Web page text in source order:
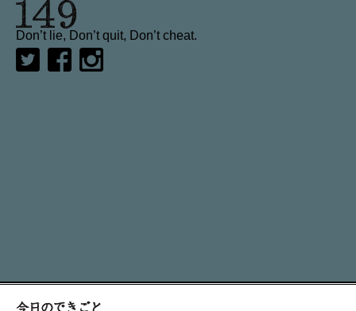
Don’t lie, Don’t quit, Don’t cheat.